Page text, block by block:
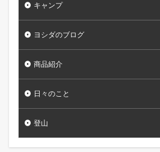
キャンプ
ヨシダのブログ
商品紹介
日々のこと
登山